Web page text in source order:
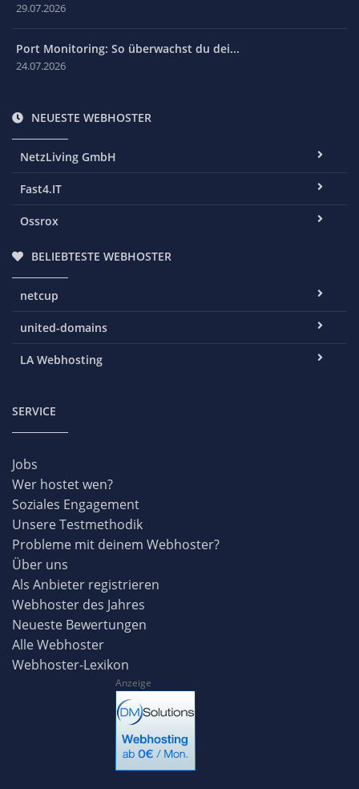
29.07.2026
Port Monitoring: So überwachst du dei...
24.07.2026
NEUESTE WEBHOSTER
NetzLiving GmbH
Fast4.IT
Ossrox
BELIEBTESTE WEBHOSTER
netcup
united-domains
LA Webhosting
SERVICE
Jobs
Wer hostet wen?
Soziales Engagement
Unsere Testmethodik
Probleme mit deinem Webhoster?
Über uns
Als Anbieter registrieren
Webhoster des Jahres
Neueste Bewertungen
Alle Webhoster
Webhoster-Lexikon
Anzeige